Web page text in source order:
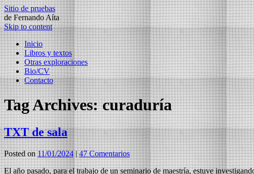
Sitio de pruebas
de Fernando Aíta
Skip to content
Inicio
Libros y textos
Otras exploraciones
Bio/CV
Contacto
Tag Archives:curaduría
TXT de sala
Posted on 11/01/2024 | 47 Comentarios
El año pasado, para el trabajo de un seminario de maestría, estuve